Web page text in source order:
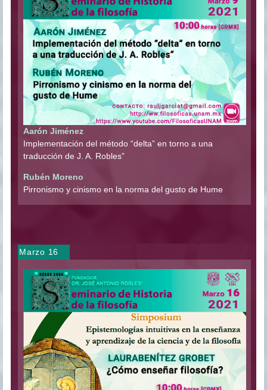
Aarón Jiménez
Implementación del método “delta” en torno a una
traducción de J. A. Robles”
Rubén Moreno
Pirronismo y cinismo en la norma del gusto de Hume
Marzo 16